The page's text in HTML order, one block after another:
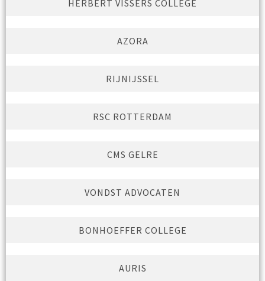
HERBERT VISSERS COLLEGE
AZORA
RIJNIJSSEL
RSC ROTTERDAM
CMS GELRE
VONDST ADVOCATEN
BONHOEFFER COLLEGE
AURIS